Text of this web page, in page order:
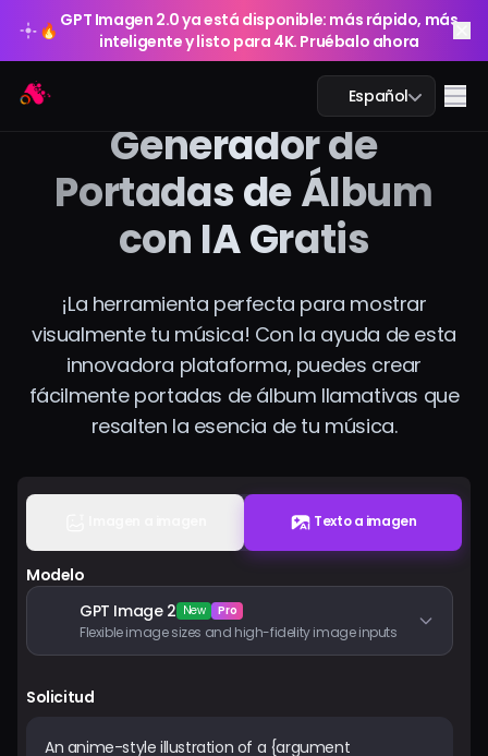
🔥 GPT Imagen 2.0 ya está disponible: más rápido, más
inteligente y listo para 4K. Pruébalo ahora
Español
Imagen IA
Video IA
🔥
GPT Imagen 2.0 ya está disponible: más rápido, más
inteligente y listo para 4K. Pruébalo ahora
Generador de
Portadas de Álbum
con IA Gratis
¡La herramienta perfecta para mostrar
visualmente tu música! Con la ayuda de esta
innovadora plataforma, puedes crear
fácilmente portadas de álbum llamativas que
resalten la esencia de tu música.
Texto a imagen
Modelo
GPT Image 2 New Pro
Flexible image sizes and high-fidelity image inputs
Solicitud